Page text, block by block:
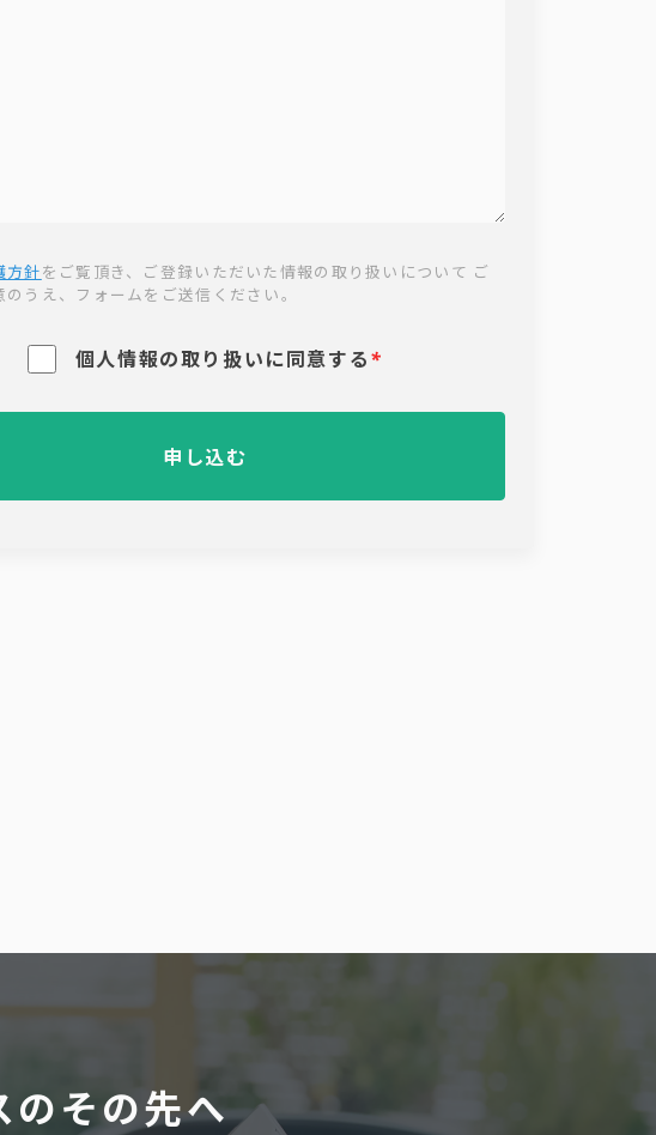
方針をご覧頂き、ご登録いただいた情報の取り扱いについて ご
うえ、フォームをご送信ください。
個人情報の取り扱いに同意する*
申し込む
のその先へ